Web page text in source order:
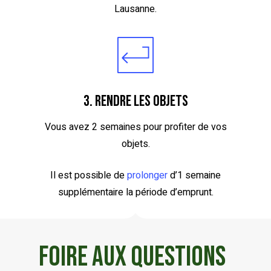
Lausanne.
3. Rendre les objets
Vous avez 2 semaines pour profiter de vos
objets.
Il est possible deprolongerd’1 semaine
supplémentaire la période d’emprunt.
Foire Aux Questions